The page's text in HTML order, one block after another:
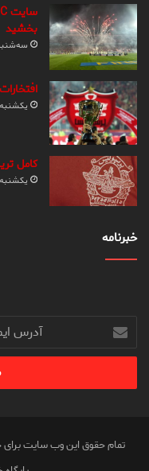
بخشید
سه‌شنبه ۱۶ مرداد ۱۴۰۳ -
یکشنبه ۱ بهمن ۱۳۹۱ - ۲۲:۴۱
کامل
یکشنبه ۱ بهمن ۱۳۹۱ - ۲۱:۴۰
خبرنامه
آدرس
ایمیل
خود
وارد
تمام حقوق این وب سایت